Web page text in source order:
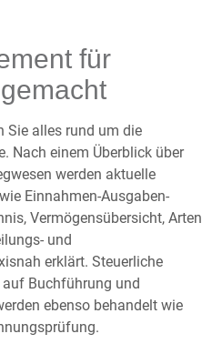
für
Sie alles rund um die
Nach einem Überblick über
werden aktuelle
Einnahmen-Ausgaben-
Vermögensübersicht, Arten
und
erklärt. Steuerliche
Buchführung und
ebenso behandelt wie